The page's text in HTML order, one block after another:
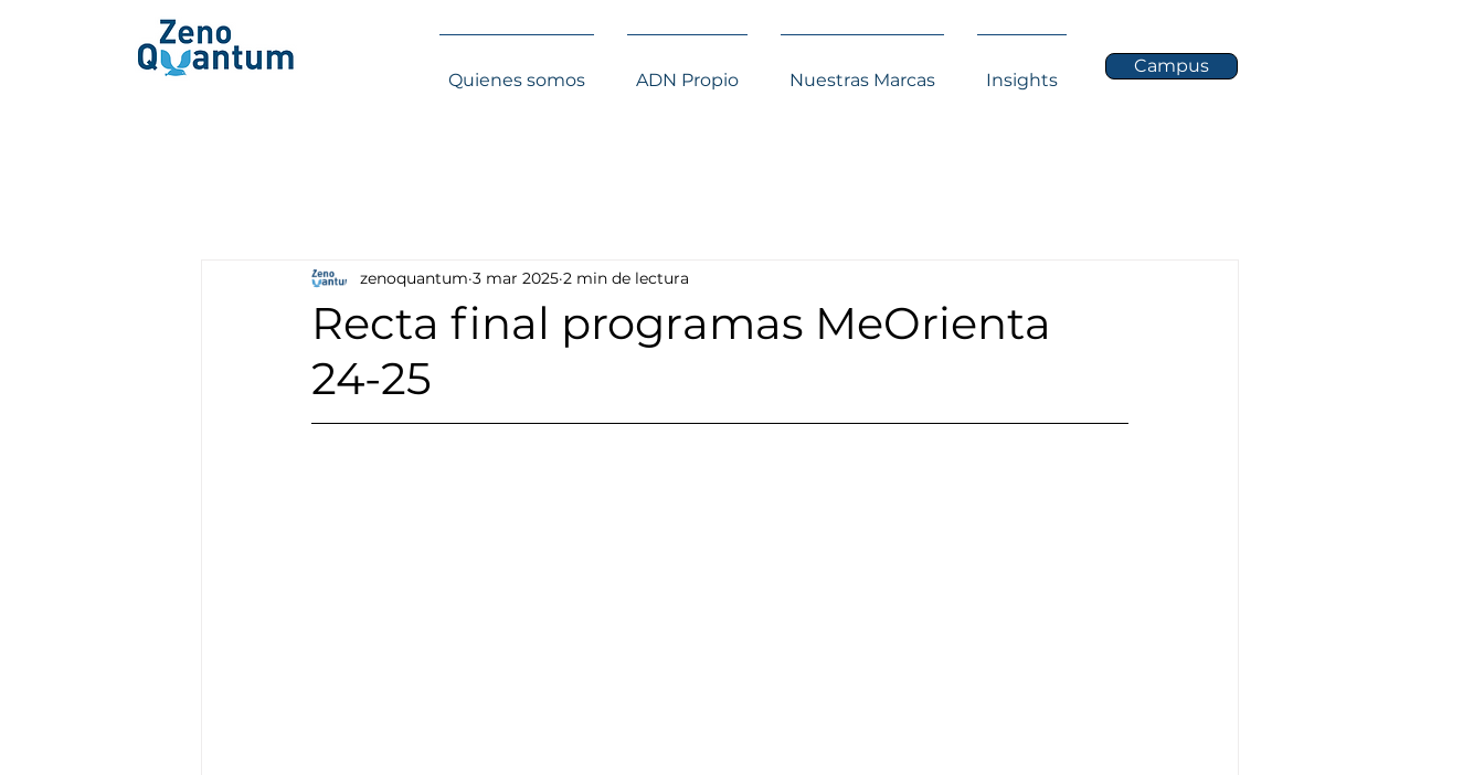
Quienes somos ADN Propio Nuestras Marcas Insights
Campus
Recta final programas MeOrienta
24-25
zenoquantum 3 mar 2025 2 min de lectura